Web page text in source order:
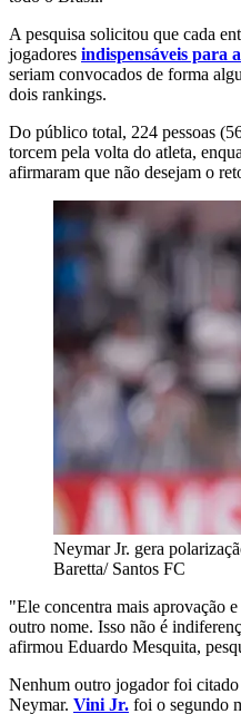
A pesquisa solicitou que cada
jogadores indispensáveis para
seriam convocados de forma
dois rankings.
Do público total, 224 pessoas
torcem pela volta do atleta,
afirmaram que não desejam o
Neymar Jr. gera
Baretta/ Santos FC
"Ele concentra mais aprovação
outro nome. Isso não é
afirmou Eduardo Mesquita,
Nenhum outro jogador foi
Neymar. Vini Jr. foi o segundo